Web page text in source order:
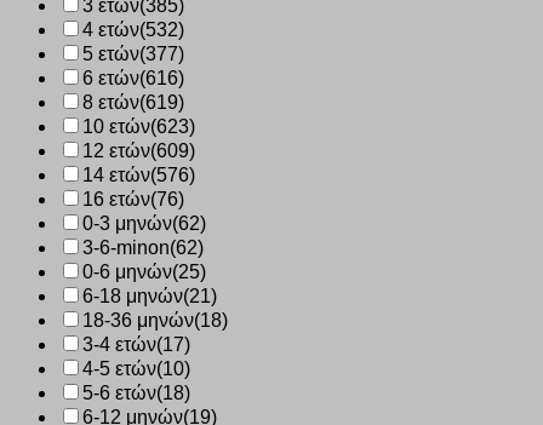
3 ετών(385)
4 ετών(532)
5 ετών(377)
6 ετών(616)
8 ετών(619)
10 ετών(623)
12 ετών(609)
14 ετών(576)
16 ετών(76)
0-3 μηνών(62)
3-6-minon(62)
0-6 μηνών(25)
6-18 μηνών(21)
18-36 μηνών(18)
3-4 ετών(17)
4-5 ετών(10)
5-6 ετών(18)
6-12 μηνών(19)